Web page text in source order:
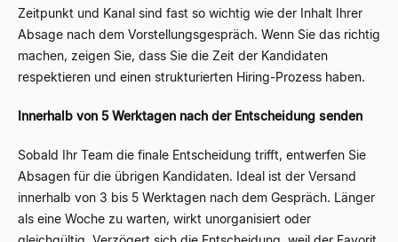
Zeitpunkt und Kanal sind fast so wichtig wie der Inhalt Ihrer
Absage nach dem Vorstellungsgespräch. Wenn Sie das richtig
machen, zeigen Sie, dass Sie die Zeit der Kandidaten
respektieren und einen strukturierten Hiring-Prozess haben.
Innerhalb von 5 Werktagen nach der Entscheidung senden
Sobald Ihr Team die finale Entscheidung trifft, entwerfen Sie
Absagen für die übrigen Kandidaten. Ideal ist der Versand
innerhalb von 3 bis 5 Werktagen nach dem Gespräch. Länger
als eine Woche zu warten, wirkt unorganisiert oder